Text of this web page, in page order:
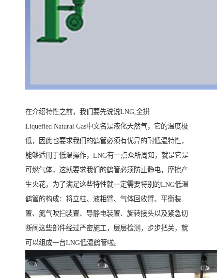
在介绍特性之前，我们要先说说LNG,全拼
Liquefied Natural Gas中文名是液化天然气，它的温度极
低，因此也要求我们的鹤管必须有优异的耐低温特性，
能够适用于低温操作，LNG有一点众所周知，就是它是
可燃气体，这就要求我们的鹤管必须防止静电，摩擦产
生火花，为了满足这些特性就一定需要特别的LNG低温
鹤管的构成：将立柱、液相臂、气体回收臂、平衡装
置、氮气吹扫装置、导静电装置、旋转接头以及紧急切
断阀这些部件经过严密施工，层层检测，步步把关，就
可以组成一台LNG低温鹤管啦。